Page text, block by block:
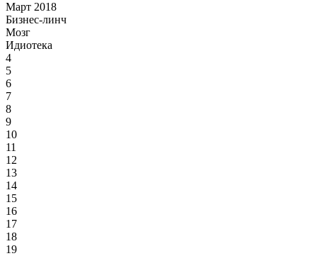
Март 2018
Бизнес-линч
Мозг
Идиотека
4
5
6
7
8
9
10
11
12
13
14
15
16
17
18
19